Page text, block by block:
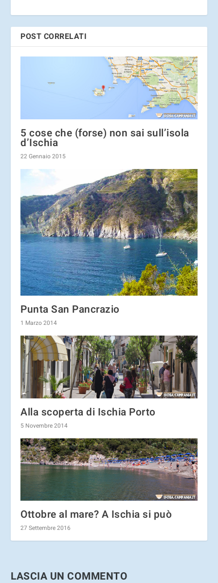
POST CORRELATI
5 cose che (forse) non sai sull’isola
d’Ischia
22 Gennaio 2015
Punta San Pancrazio
1 Marzo 2014
Alla scoperta di Ischia Porto
5 Novembre 2014
Ottobre al mare? A Ischia si può
27 Settembre 2016
LASCIA UN COMMENTO